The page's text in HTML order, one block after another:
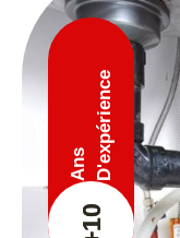
+10
Ans D'expérience